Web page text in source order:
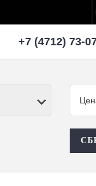
+7 (4712) 73-